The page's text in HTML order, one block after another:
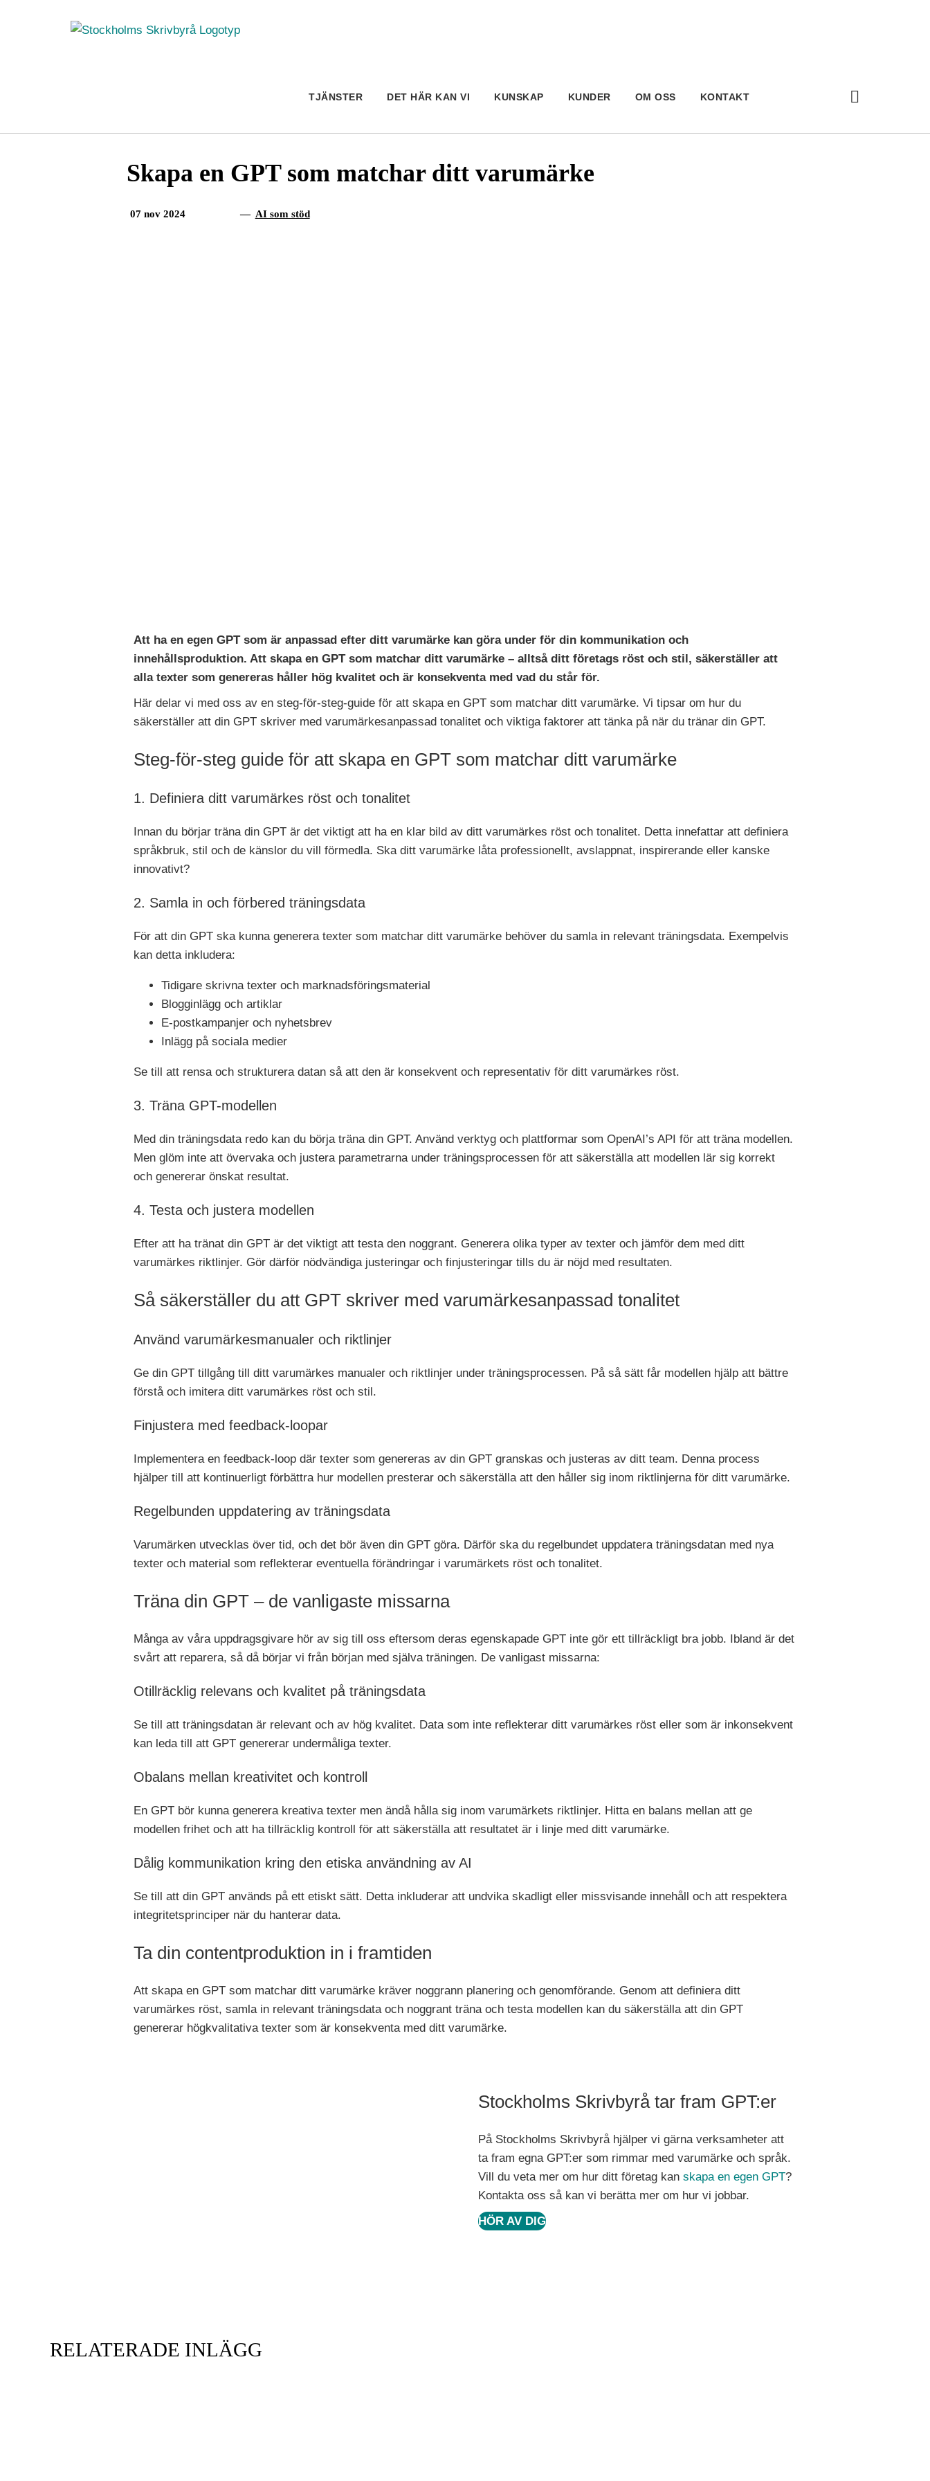
TJÄNSTER DET HÄR KAN VI KUNSKAP KUNDER OM OSS KONTAKT
Skapa en GPT som matchar ditt varumärke
07 nov 2024 — AI som stöd
Att ha en egen GPT som är anpassad efter ditt varumärke kan göra under för din kommunikation och
innehållsproduktion. Att skapa en GPT som matchar ditt varumärke – alltså ditt företags röst och stil, säkerställer att
alla texter som genereras håller hög kvalitet och är konsekventa med vad du står för.
Här delar vi med oss av en steg-för-steg-guide för att skapa en GPT som matchar ditt varumärke. Vi tipsar om hur du
säkerställer att din GPT skriver med varumärkesanpassad tonalitet och viktiga faktorer att tänka på när du tränar din GPT.
Steg-för-steg guide för att skapa en GPT som matchar ditt varumärke
1. Definiera ditt varumärkes röst och tonalitet
Innan du börjar träna din GPT är det viktigt att ha en klar bild av ditt varumärkes röst och tonalitet. Detta innefattar att definiera
språkbruk, stil och de känslor du vill förmedla. Ska ditt varumärke låta professionellt, avslappnat, inspirerande eller kanske
innovativt?
2. Samla in och förbered träningsdata
För att din GPT ska kunna generera texter som matchar ditt varumärke behöver du samla in relevant träningsdata. Exempelvis
kan detta inkludera:
Tidigare skrivna texter och marknadsföringsmaterial
Blogginlägg och artiklar
E-postkampanjer och nyhetsbrev
Inlägg på sociala medier
Se till att rensa och strukturera datan så att den är konsekvent och representativ för ditt varumärkes röst.
3. Träna GPT-modellen
Med din träningsdata redo kan du börja träna din GPT. Använd verktyg och plattformar som OpenAI’s API för att träna modellen.
Men glöm inte att övervaka och justera parametrarna under träningsprocessen för att säkerställa att modellen lär sig korrekt
och genererar önskat resultat.
4. Testa och justera modellen
Efter att ha tränat din GPT är det viktigt att testa den noggrant. Generera olika typer av texter och jämför dem med ditt
varumärkes riktlinjer. Gör därför nödvändiga justeringar och finjusteringar tills du är nöjd med resultaten.
Så säkerställer du att GPT skriver med varumärkesanpassad tonalitet
Använd varumärkesmanualer och riktlinjer
Ge din GPT tillgång till ditt varumärkes manualer och riktlinjer under träningsprocessen. På så sätt får modellen hjälp att bättre
förstå och imitera ditt varumärkes röst och stil.
Finjustera med feedback-loopar
Implementera en feedback-loop där texter som genereras av din GPT granskas och justeras av ditt team. Denna process
hjälper till att kontinuerligt förbättra hur modellen presterar och säkerställa att den håller sig inom riktlinjerna för ditt varumärke.
Regelbunden uppdatering av träningsdata
Varumärken utvecklas över tid, och det bör även din GPT göra. Därför ska du regelbundet uppdatera träningsdatan med nya
texter och material som reflekterar eventuella förändringar i varumärkets röst och tonalitet.
Träna din GPT – de vanligaste missarna
Många av våra uppdragsgivare hör av sig till oss eftersom deras egenskapade GPT inte gör ett tillräckligt bra jobb. Ibland är det
svårt att reparera, så då börjar vi från början med själva träningen. De vanligast missarna:
Otillräcklig relevans och kvalitet på träningsdata
Se till att träningsdatan är relevant och av hög kvalitet. Data som inte reflekterar ditt varumärkes röst eller som är inkonsekvent
kan leda till att GPT genererar undermåliga texter.
Obalans mellan kreativitet och kontroll
En GPT bör kunna generera kreativa texter men ändå hålla sig inom varumärkets riktlinjer. Hitta en balans mellan att ge
modellen frihet och att ha tillräcklig kontroll för att säkerställa att resultatet är i linje med ditt varumärke.
Dålig kommunikation kring den etiska användning av AI
Se till att din GPT används på ett etiskt sätt. Detta inkluderar att undvika skadligt eller missvisande innehåll och att respektera
integritetsprinciper när du hanterar data.
Ta din contentproduktion in i framtiden
Att skapa en GPT som matchar ditt varumärke kräver noggrann planering och genomförande. Genom att definiera ditt
varumärkes röst, samla in relevant träningsdata och noggrant träna och testa modellen kan du säkerställa att din GPT
genererar högkvalitativa texter som är konsekventa med ditt varumärke.
Stockholms Skrivbyrå tar fram GPT:er
På Stockholms Skrivbyrå hjälper vi gärna verksamheter att
ta fram egna GPT:er som rimmar med varumärke och språk.
Vill du veta mer om hur ditt företag kanskapa en egen GPT?
Kontakta oss så kan vi berätta mer om hur vi jobbar.
HÖR AV DIG
RELATERADE INLÄGG